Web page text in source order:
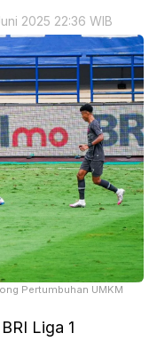
2025 22:36 WIB
Pertumbuhan UMKM
Liga 1